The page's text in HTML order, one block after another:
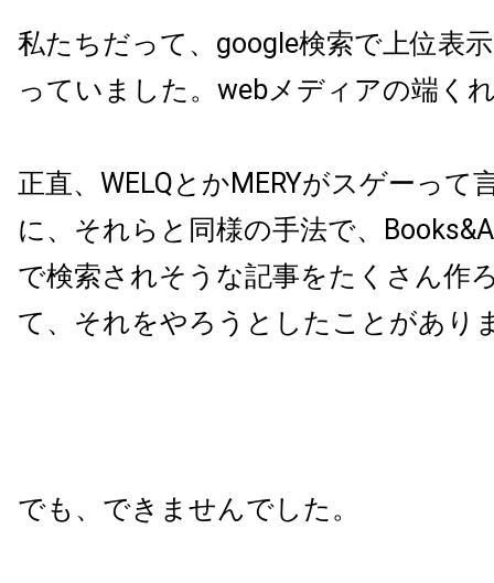
私たちだって、google検索で上位表
っていました。webメディアの端く
正直、WELQとかMERYがスゲーって
に、それらと同様の手法で、
で検索されそうな記事をたくさん作
て、それをやろうとしたことがあり
でも、できませんでした。